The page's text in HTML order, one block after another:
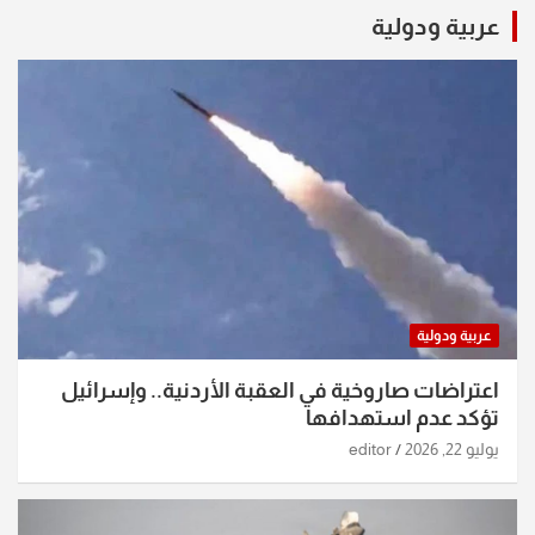
عربية ودولية
عربية ودولية
اعتراضات صاروخية في العقبة الأردنية.. وإسرائيل
تؤكد عدم استهدافها
يوليو 22, 2026 editor